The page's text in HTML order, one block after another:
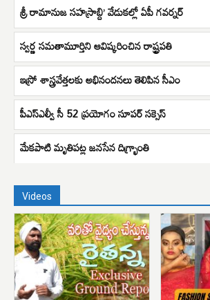
శ్రీ రామానుజ సహస్రాబ్ది’ వేడుకల్లో ఏపీ గవర్నర్
స్వర్ణ సమతామూర్తిని ఆవిష్కరించిన రాష్ట్రపతి
ఇస్రో శాస్త్రవేత్తలకు అభినందనలు తెలిపిన సీఎం
పీఎస్ఎల్వీ సీ 52 ప్రయోగం సూపర్ సక్సెస్
మేకపాటి మృతిపట్ల జనసేన దిగ్భ్రాంతి
Videos